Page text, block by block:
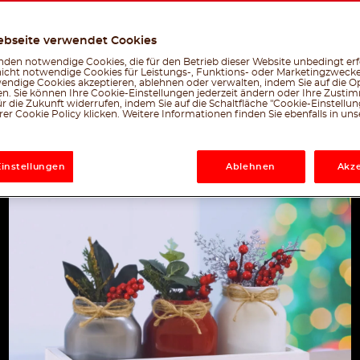
was dir gefällt
verwendet Cookies
notwendige Cookies, die für den Betrieb dieser Website unbedingt
notwendige Cookies für Leistungs-, Funktions- oder
Cookies akzeptieren, ablehnen oder verwalten, indem Sie auf die
Sie können Ihre Cookie-Einstellungen jederzeit ändern oder Ihre
die Zukunft widerrufen, indem Sie auf die Schaltfläche "Cookie-
Cookie Policy klicken. Weitere Informationen finden Sie ebenfalls in
Ablehnen